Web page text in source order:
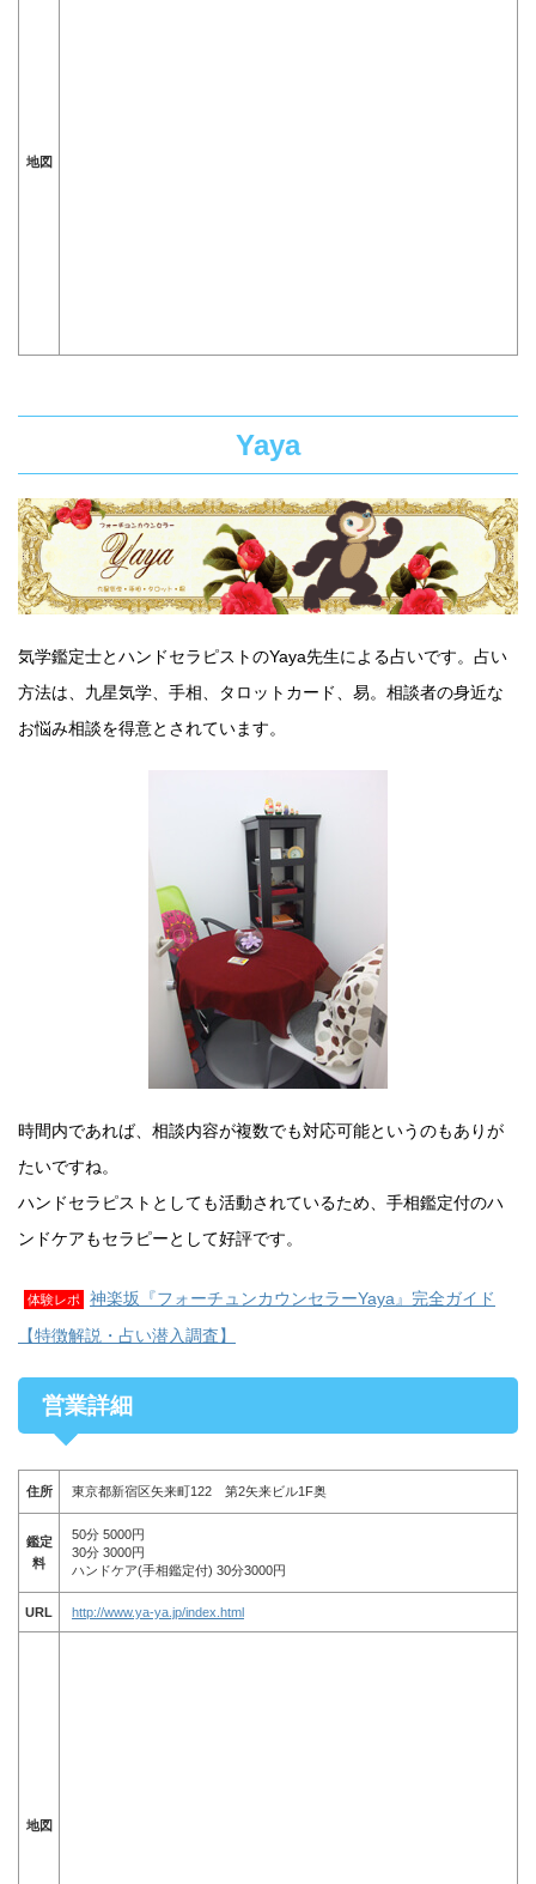
地図
Yaya
気学鑑定士とハンドセラピストのYaya先生による占いです。占い
方法は、九星気学、手相、タロットカード、易。相談者の身近な
お悩み相談を得意とされています。
時間内であれば、相談内容が複数でも対応可能というのもありが
たいですね。
ハンドセラピストとしても活動されているため、手相鑑定付のハ
ンドケアもセラピーとして好評です。
体験レポ
神楽坂『フォーチュンカウンセラーYaya』完全ガイド
【特徴解説・占い潜入調査】
営業詳細
住所 東京都新宿区矢来町122 第2矢来ビル1F奥
鑑定
料
50分 5000円
30分 3000円
ハンドケア(手相鑑定付) 30分3000円
URL http://www.ya-ya.jp/index.html
地図